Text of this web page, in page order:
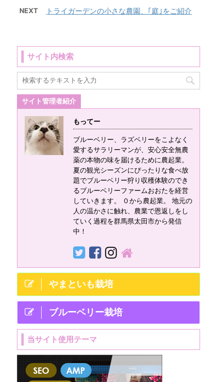
してラズベリーの葉
を持ち上げたとき、
...
る方法をお伝えして
ト 友だち全員に届け
掘による環境破壊の
能も従来の培地より
も優れています。 昔
からタワシやロープ
の原料として用いら
れてきました。 ヤシ
ガラの主な原産地
は？ 地方は東南アジ
ア、熱帯アメリカ、
熱帯アフリカ 国はス
リランカ、インド、
インドネシア、ベト
ーも開催されるほど
界になりました。 し
れだけを公開して、
でない部分、大変な
部分を隠している発
信が非常に多く目立
ちます。 この記事で
は、そういっ ...
業化 ブルーベリー狩
観光農園 SNSやブロ
グを通じ、広報や告
知、ブランディング
をして、ジャム販売
や観光農園を出来た
らなと思っておりま
す。 すでに名前も決
まっていて、その名
も 『ブルーベリーフ
ァームおおた』 おお
たは地元の群馬県太
田市のことです。 太
田市の主要な産業と
いうと主に車を製造
する製造業、それと
農業になります。 製
造業でいうとあの自
動車メーカー、スバ
ル（SUBARU）を製
造するための関連会
社がたくさんありま
す。 農業でいうとや
ま ...
きます！ 防草シート
客様が歩きやすいと
ァームおおたでは、
ー狩りを最大限に楽
しんでいただくため
に防草シートの設置
を検討しています！
その防草シートを敷
くうえでコツや敷く
前と、敷く時の注意
点などがメリットデ
メリットをここに記
ルーベリー農園に防
草シートを敷く前に
①あらかじめしっか
NEXT トライガーデンの小さな農園、｢庭｣をご紹介
サイト内検索
サイト管理者紹介
もってー
ブルーベリー、ラズベリーをこよなく
愛するサラリーマンが、安心安全無農
薬の本物の味を届けるために農起業。
夏の観光シーズンにぴったりな食べ放
題でブルーベリー狩り収穫体験のでき
るブルーベリーファームおおたを経営
していきます。 ０から農起業。 地元の
人の温かさに触れ、農業で恩返しをし
ていく過程を群馬県太田市から発信
中！
やまといも栽培
ブルーベリー栽培
当サイト使用テーマ